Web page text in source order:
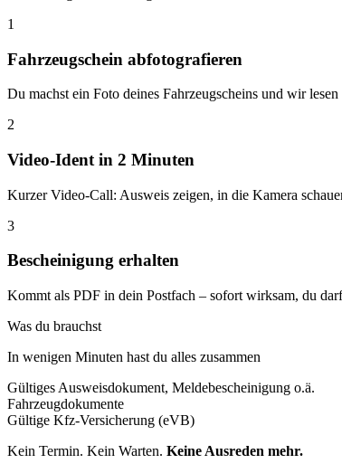
1
Fahrzeugschein abfotografieren
Du machst ein Foto deines Fahrzeugscheins und wir
2
Video-Ident in 2 Minuten
Kurzer Video-Call: Ausweis zeigen, in die Kamera
3
Bescheinigung erhalten
Kommt als PDF in dein Postfach – sofort wirksam, du
Was du brauchst
In wenigen Minuten hast du alles zusammen
Gültiges Ausweisdokument, Meldebescheinigung o.ä.
Fahrzeugdokumente
Gültige Kfz-Versicherung (eVB)
Kein Termin. Kein Warten. Keine Ausreden mehr.